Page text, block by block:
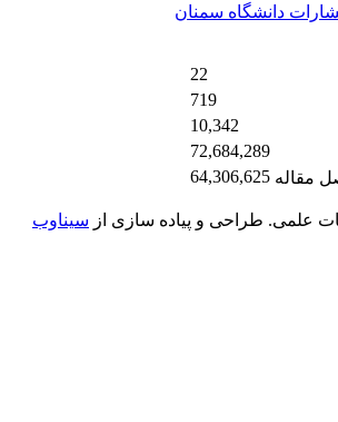
دانشگاه سمنان
22
719
10,342
72,684,289
مقاله 64,306,625
علمی. طراحی و پیاده سازی از سیناوب